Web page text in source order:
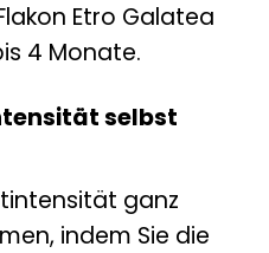
Etro Galatea
4 Monate.
selbst
ganz
indem Sie die